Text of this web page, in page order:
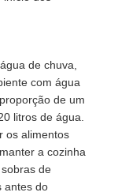
de chuva,
com água
de um
litros de água.
os alimentos
a cozinha
de
antes do